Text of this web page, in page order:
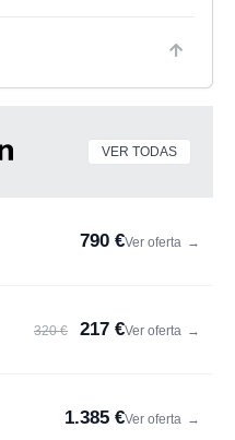
VER TODAS
790 €Ver oferta →
320 € 217 €Ver oferta →
1.385 €Ver oferta →